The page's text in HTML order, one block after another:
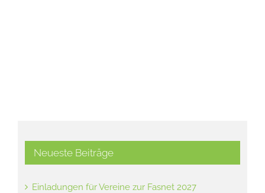
Neueste Beiträge
Einladungen für Vereine zur Fasnet 2027